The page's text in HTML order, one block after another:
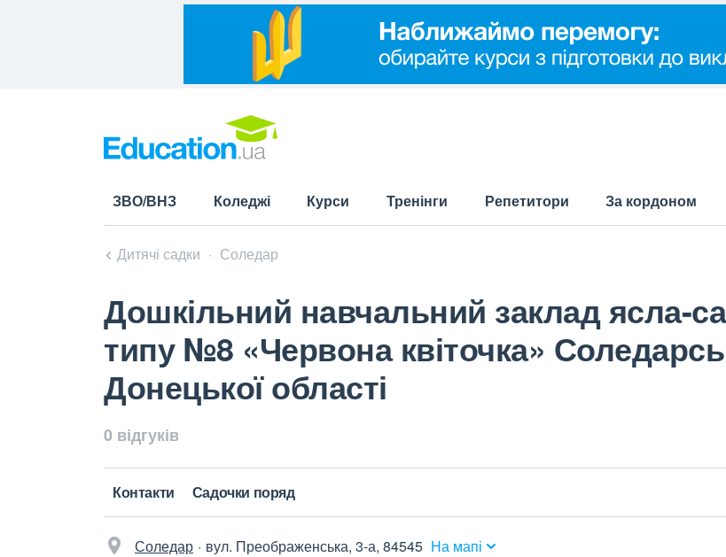
ЗВО/ВНЗ Коледжі Курси Тренінги Репетитори За кордоном
Дитячі садки Соледар
Дошкільний навчальний заклад ясла-
типу №8 «Червона квіточка»
Донецької області
0 відгуків
Контакти Садочки поряд
Соледар вул. Преображенська, 3-а, 84545 На мапі